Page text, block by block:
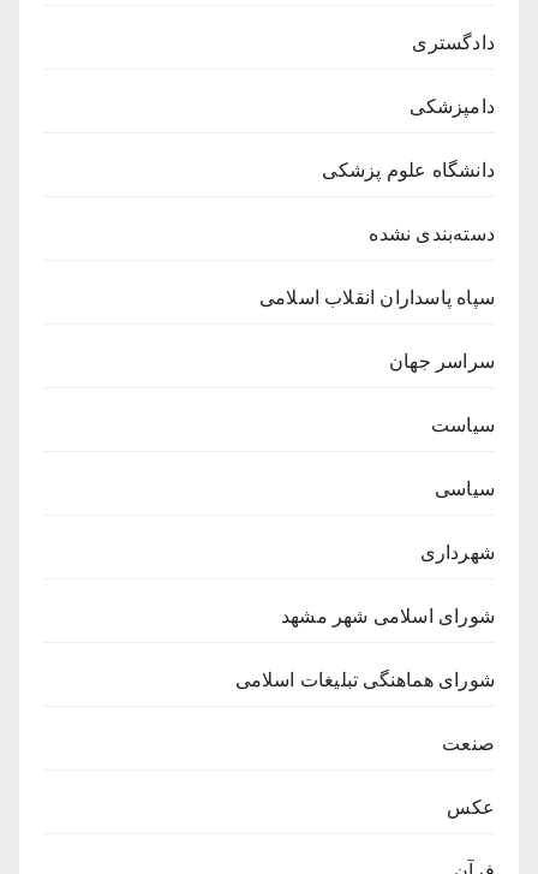
دادگستری
دامپزشکی
دانشگاه علوم پزشکی
دسته‌بندی نشده
سپاه پاسداران انقلاب اسلامی
سراسر جهان
سیاست
سیاسی
شهرداری
شورای اسلامی شهر مشهد
شورای هماهنگی تبلیغات اسلامی
صنعت
عکس